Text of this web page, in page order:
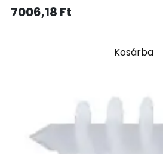
7006,18 Ft
Kosárba